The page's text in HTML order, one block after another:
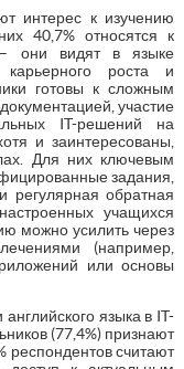
интерес к изучению
40,7% относятся к
– они видят в языке
роста и
готовы к сложным
участие
IT-решений на
и заинтересованы,
Для них ключевым
задания,
регулярная обратная
учащихся
можно усилить через
(например,
или основы
языка в IT-
(77,4%) признают
респондентов считают